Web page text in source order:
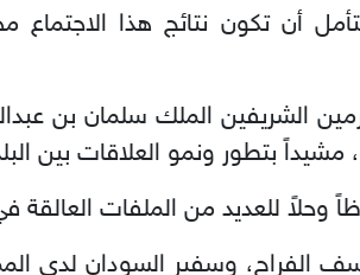
أن تكون نتائج هذا
الشريفين الملك سلمان بن
بتطور ونمو العلاقات بين
للعديد من الملفات العالقة
الفراج، وسفير السودان لدى